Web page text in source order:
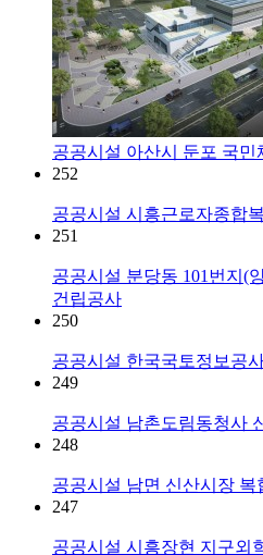
공공시설 아산시 둔포 국
252
공공시설 시흥근로자종합
251
공공시설 분당동 101번지(
건립공사
250
공공시설 한국국토정보공
249
공공시설 남촌도림동청사
248
공공시설 남면 신산시장 복
247
공공시설 시흥장현 지구외